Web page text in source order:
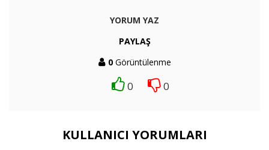
YORUM YAZ
PAYLAŞ
0Görüntülenme
0 0
KULLANICI YORUMLARI